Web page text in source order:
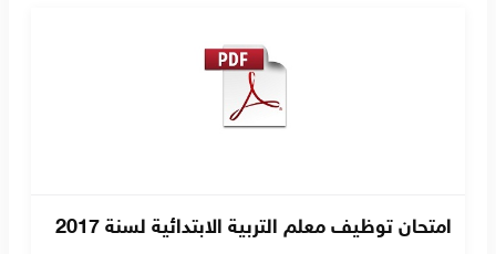
امتحان توظيف معلم التربية الابتدائية لسنة 2017